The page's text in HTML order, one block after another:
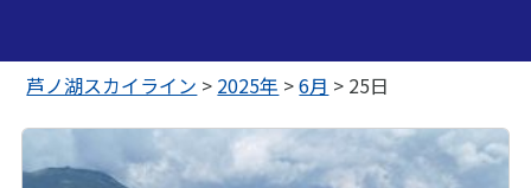
芦ノ湖スカイライン > 2025年 >6月 > 25日